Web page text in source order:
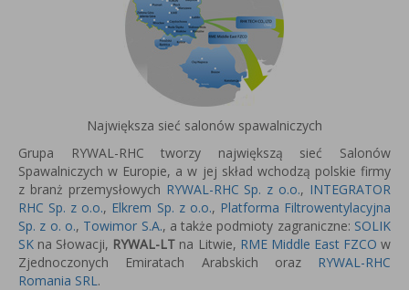
Największa sieć salonów spawalniczych
Grupa RYWAL-RHC tworzy największą sieć Salonów
Spawalniczych w Europie, a w jej skład wchodzą polskie firmy
z branż przemysłowych RYWAL-RHC Sp. z o.o., INTEGRATOR
RHC Sp. z o.o., Elkrem Sp. z o.o., Platforma Filtrowentylacyjna
Sp. z o. o., Towimor S.A., a także podmioty zagraniczne: SOLIK
SK na Słowacji, RYWAL-LT na Litwie, RME Middle East FZCO w
Zjednoczonych Emiratach Arabskich oraz RYWAL-RHC
Romania SRL.